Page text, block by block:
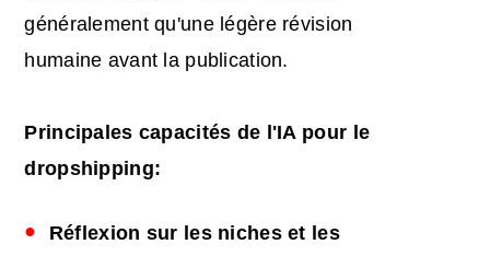
généralement qu'une légère révision
humaine avant la publication.
Principales capacités de l'IA pour le
dropshipping:
Réflexion sur les niches et les